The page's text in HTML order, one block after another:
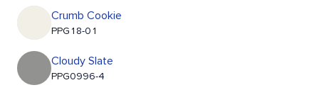
Crumb Cookie
PPG18-01
Cloudy Slate
PPG0996-4